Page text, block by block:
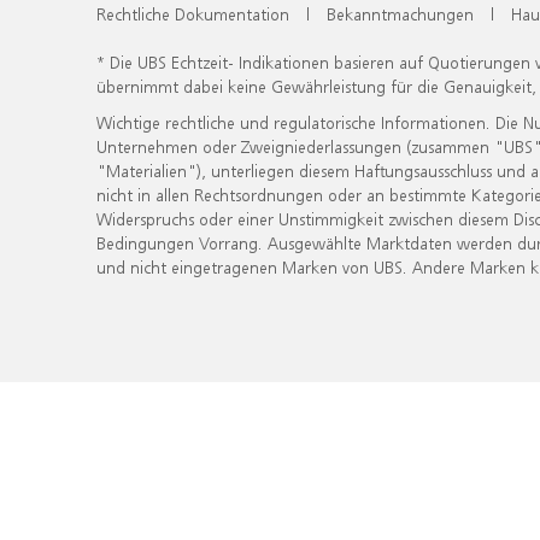
Rechtliche Dokumentation | Bekanntmachungen |
* Die UBS Echtzeit- Indikationen basieren auf
übernimmt dabei keine Gewährleistung für die
Wichtige rechtliche und regulatorische Informationen. Die
Unternehmen oder Zweigniederlassungen (zusammen
"Materialien"), unterliegen diesem Haftungsausschluss
nicht in allen Rechtsordnungen oder an bestimmte
Widerspruchs oder einer Unstimmigkeit zwischen diesem
Bedingungen Vorrang. Ausgewählte Marktdaten werden
und nicht eingetragenen Marken von UBS. Andere Marken